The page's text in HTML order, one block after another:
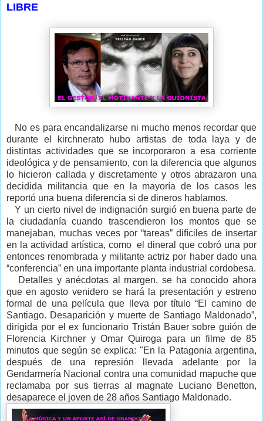
LIBRE
No es para encandalizarse ni mucho menos recordar que
durante el kirchnerato hubo artistas de toda laya y de
distintas actividades que se incorporaron a esa corriente
ideológica y de pensamiento, con la diferencia que algunos
lo hicieron callada y discretamente y otros abrazaron una
decidida militancia que en la mayoría de los casos les
reportó una buena diferencia si de dineros hablamos.
Y un cierto nivel de indignación surgió en buena parte de
la ciudadanía cuando trascendieron los montos que se
manejaban, muchas veces por “tareas” difíciles de insertar
en la actividad artística, como el dineral que cobró una por
entonces renombrada y militante actriz por haber dado una
“conferencia” en una importante planta industrial cordobesa.
Detalles y anécdotas al margen, se ha conocido ahora
que en agosto venidero se hará la presentación y estreno
formal de una película que lleva por título “El camino de
Santiago. Desaparición y muerte de Santiago Maldonado”,
dirigida por el ex funcionario Tristán Bauer sobre guión de
Florencia Kirchner y Omar Quiroga para un filme de 85
minutos que según se explica: "En la Patagonia argentina,
después de una represión llevada adelante por la
Gendarmería Nacional contra una comunidad mapuche que
reclamaba por sus tierras al magnate Luciano Benetton,
desaparece el joven de 28 años Santiago Maldonado.